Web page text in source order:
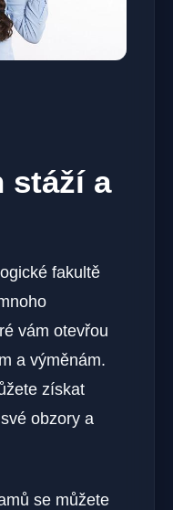
stáží a
fakultě
vám otevřou
a výměnám.
získat
obzory a
se můžete